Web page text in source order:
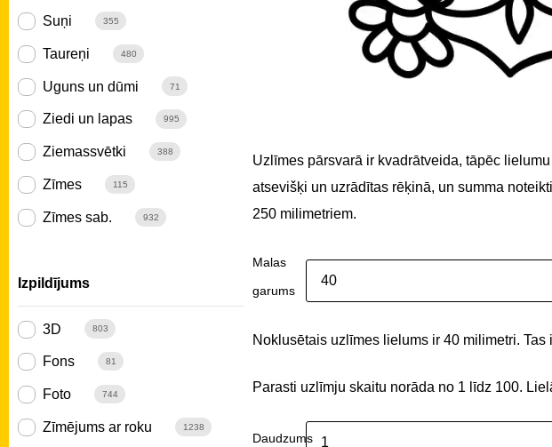
Suņi 355
Taureņi 480
Uguns un dūmi 71
Ziedi un lapas 995
Ziemassvētki 388
Zīmes 115
Zīmes sab. 932
Izpildījums
3D 803
Fons 81
Foto 744
Zīmējums ar roku 1238
Uzlīmes pārsvarā ir kvadrātveida, tāpēc
atsevišķi un uzrādītas rēķinā, un summa
250 milimetriem.
Malas
garums
Noklusētais uzlīmes lielums ir 40 milimetri.
Parasti uzlīmju skaitu norāda no 1 līdz 100.
Daudzums